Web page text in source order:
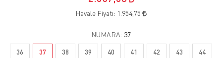
Havale Fiyatı: 1.954,75
NUMARA: 37
36 37 38 39 40 41 42 43 44